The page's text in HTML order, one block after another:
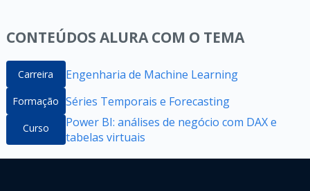
CONTEÚDOS ALURA COM O TEMA
Carreira Engenharia de Machine Learning
Formação Séries Temporais e Forecasting
Curso
Power BI: análises de negócio com DAX e
tabelas virtuais